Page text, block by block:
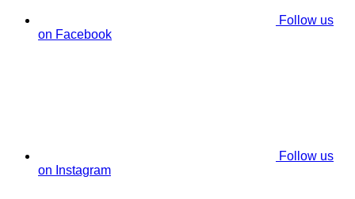
Follow us
on Facebook
Follow us
on Instagram